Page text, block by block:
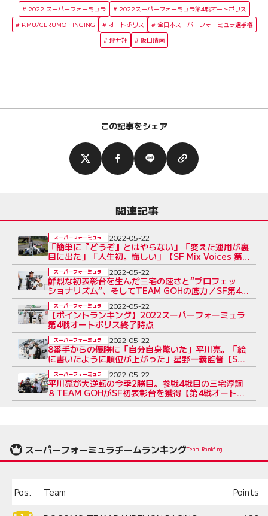
2022 スーパーフォーミュラ
2022スーパーフォーミュラ第4戦オートポリス
P.MU/CERUMO・INGING
オートポリス
全日本スーパーフォーミュラ選手権
坪井翔
阪口晴南
この記事をシェア
関連記事
「簡単に『どうぞ』とはやらない」「変えた運用が裏
目に出た」「人生初。悔しい」【SF Mix Voices 第4
戦決勝】
スーパーフォーミュラ 2022-05-22
鮮烈な初表彰台を生んだ三宅の速さと“プロフェッ
ショナリズム”、そしてTEAM GOHの底力／SF第4戦
決勝
スーパーフォーミュラ 2022-05-22
【ポイントランキング】2022スーパーフォーミュラ
第4戦オートポリス終了時点
スーパーフォーミュラ 2022-05-22
8番手からの優勝に「自分自身驚いた」平川亮。「絵
に書いたように順位が上がった」星野一義監督【SF
第4戦オートポリス決勝トップ3会見】
スーパーフォーミュラ 2022-05-22
平川亮が大逆転の今季2勝目。参戦4戦目の三宅淳詞
＆TEAM GOHがSF初表彰台を獲得【第4戦オートポ
リス決勝レポート】
スーパーフォーミュラ 2022-05-22
スーパーフォーミュラチームランキングTeam Ranking
Pos. Team Points